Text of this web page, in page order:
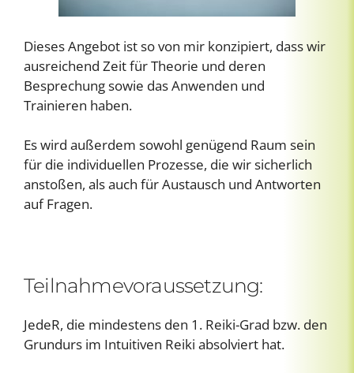
Dieses Angebot ist so von mir konzipiert, dass wir
ausreichend Zeit für Theorie und deren
Besprechung sowie das Anwenden und
Trainieren haben.
Es wird außerdem sowohl genügend Raum sein
für die individuellen Prozesse, die wir sicherlich
anstoßen, als auch für Austausch und Antworten
auf Fragen.
Teilnahmevoraussetzung:
JedeR, die mindestens den 1. Reiki-Grad bzw. den
Grundurs im Intuitiven Reiki absolviert hat.